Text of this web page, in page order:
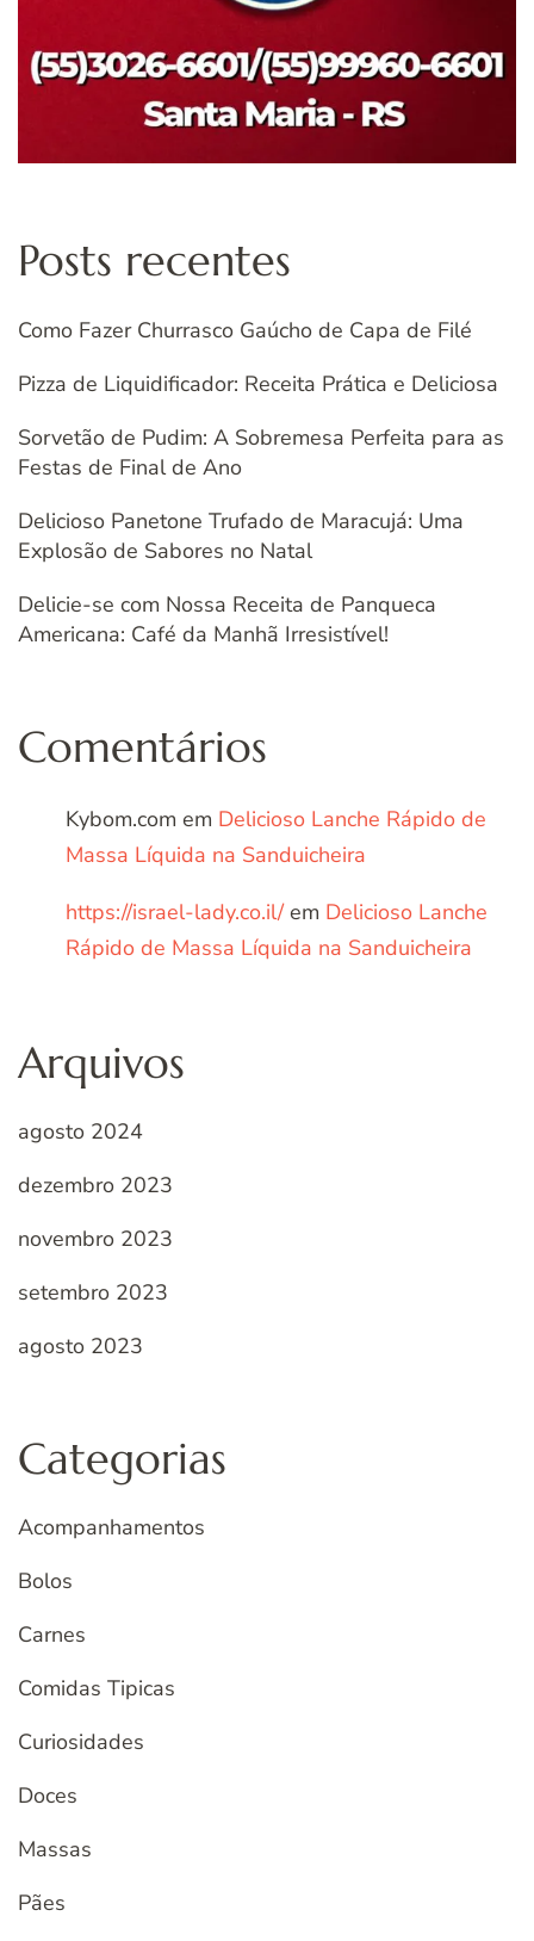
Posts recentes
Como Fazer Churrasco Gaúcho de Capa de Filé
Pizza de Liquidificador: Receita Prática e Deliciosa
Sorvetão de Pudim: A Sobremesa Perfeita para as
Festas de Final de Ano
Delicioso Panetone Trufado de Maracujá: Uma
Explosão de Sabores no Natal
Delicie-se com Nossa Receita de Panqueca
Americana: Café da Manhã Irresistível!
Comentários
Kybom.com em Delicioso Lanche Rápido de
Massa Líquida na Sanduicheira
https://israel-lady.co.il/em Delicioso Lanche
Rápido de Massa Líquida na Sanduicheira
Arquivos
agosto 2024
dezembro 2023
novembro 2023
setembro 2023
agosto 2023
Categorias
Acompanhamentos
Bolos
Carnes
Comidas Tipicas
Curiosidades
Doces
Massas
Pães